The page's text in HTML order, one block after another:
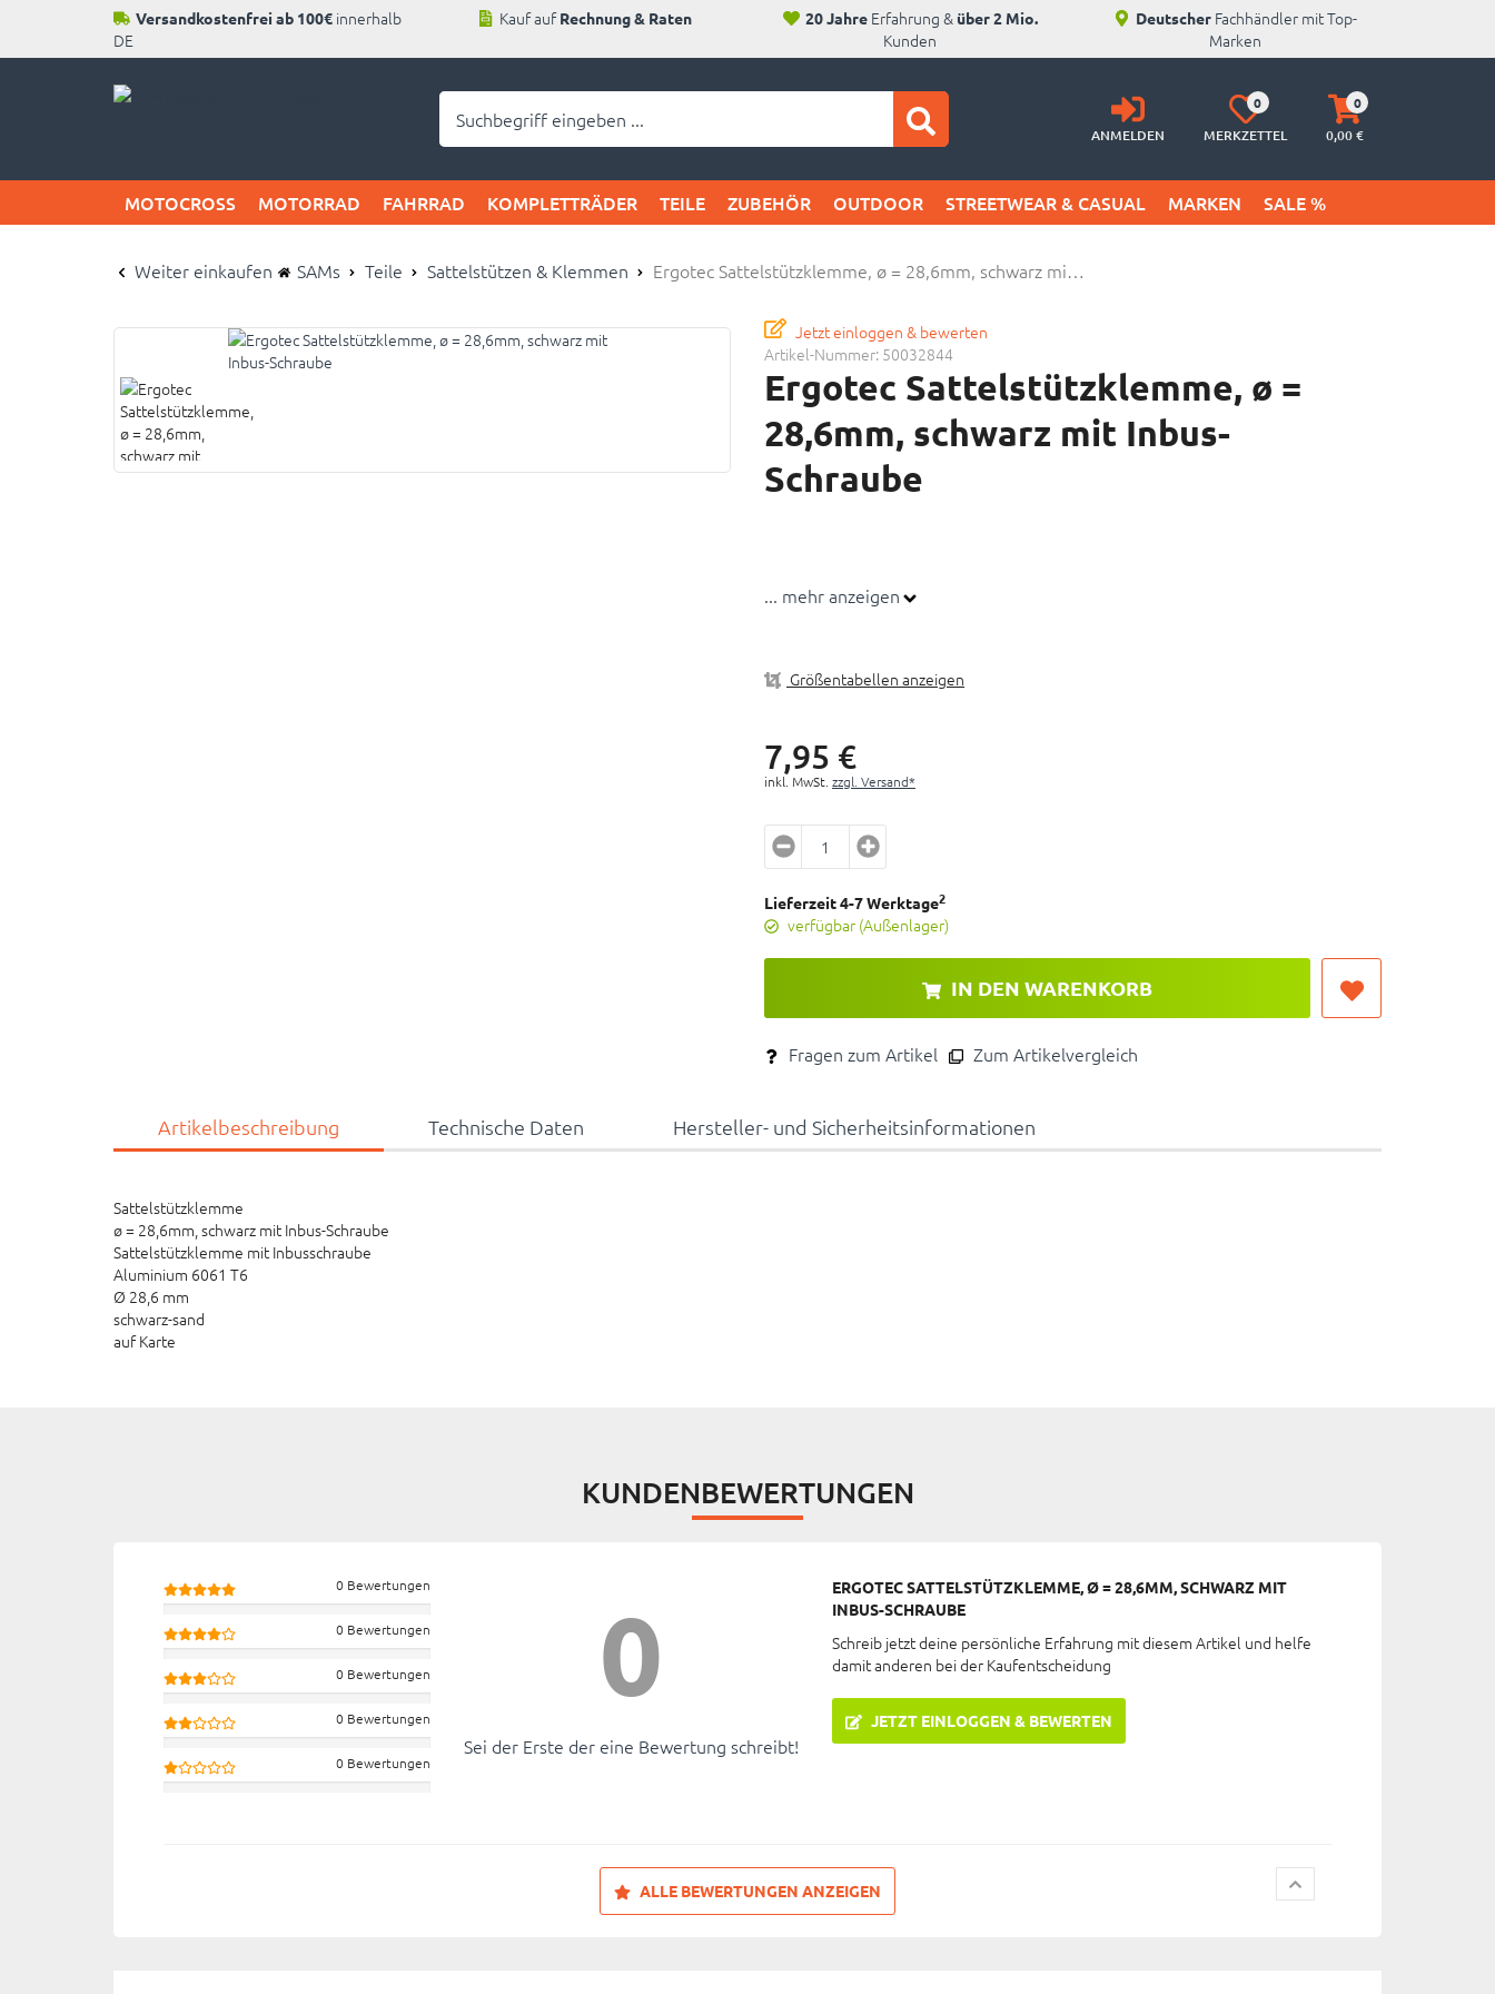
Versandkostenfrei ab 100€ innerhalb
DE
Kauf aufRechnung & Raten 20 JahreErfahrung & über 2 Mio.
Kunden
Deutscher Fachhändler mit Top-
Marken
Anmelden
ANMELDEN
Merkzettel
aufklappen
0
MERKZETTEL
Warenkorb
aufklappen
0
0,00€
MOTOCROSS MOTORRAD FAHRRAD KOMPLETTRÄDER TEILE ZUBEHÖR OUTDOOR STREETWEAR & CASUAL MARKEN SALE %
Weiter einkaufen SAMs Teile Sattelstützen & Klemmen Ergotec Sattelstützklemme, ø = 28,6mm, schwarz mi…
Jetzt einloggen & bewerten
Artikel-Nummer: 50032844
Ergotec Sattelstützklemme, ø =
28,6mm, schwarz mit Inbus-
Schraube
... mehr anzeigen
Größentabellen anzeigen
7,95 €
inkl. MwSt. zzgl. Versand*
Lieferzeit 4-7 Werktage2
verfügbar (Außenlager)
IN DEN WARENKORB
Fragen zum Artikel Zum Artikelvergleich
Artikelbeschreibung Technische Daten Hersteller- und Sicherheitsinformationen
Sattelstützklemme
ø = 28,6mm, schwarz mit Inbus-Schraube
Sattelstützklemme mit Inbusschraube
Aluminium 6061 T6
Ø 28,6 mm
schwarz-sand
auf Karte
KUNDENBEWERTUNGEN
0 Bewertungen
0 Bewertungen
0 Bewertungen
0 Bewertungen
0 Bewertungen
0
Sei der Erste der eine Bewertung schreibt!
ERGOTEC SATTELSTÜTZKLEMME, Ø = 28,6MM, SCHWARZ MIT
INBUS-SCHRAUBE
Schreib jetzt deine persönliche Erfahrung mit diesem Artikel und helfe
damit anderen bei der Kaufentscheidung
JETZT EINLOGGEN & BEWERTEN
ALLE BEWERTUNGEN ANZEIGEN